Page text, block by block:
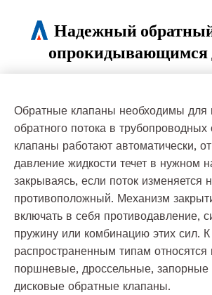
Надежный
опрокидывающимся
Обратные клапаны необходимы для
обратного потока в трубопроводных
клапаны работают автоматически,
давление жидкости течет в нужном
закрываясь, если поток изменяется
противоположный. Механизм
включать в себя противодавление,
пружину или комбинацию этих сил. К
распространенным типам относятся
поршневые, дроссельные,
дисковые обратные клапаны.